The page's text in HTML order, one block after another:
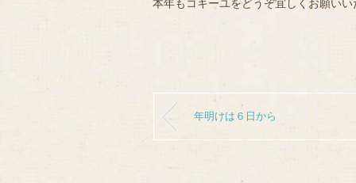
本年もコキーユをどうぞ宜しくお願いい
年明けは６日から